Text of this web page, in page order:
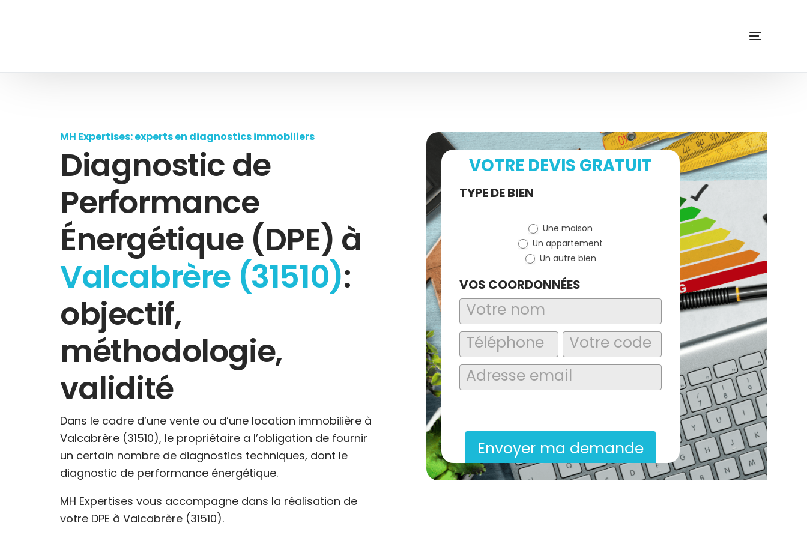
MH Expertises: experts en diagnostics immobiliers
Diagnostic de
Performance
Énergétique (DPE) à
Valcabrère (31510):
objectif,
méthodologie,
validité
Dans le cadre d’une vente ou d’une location immobilière à
Valcabrère (31510), le propriétaire a l’obligation de fournir
un certain nombre de diagnostics techniques, dont le
diagnostic de performance énergétique.
MH Expertises vous accompagne dans la réalisation de
votre DPE à Valcabrère (31510).
VOTRE DEVIS GRATUIT
Demande
TYPE DE BIEN
Une maison
Un appartement
Un autre bien
VOS COORDONNÉES
Envoyer ma demande